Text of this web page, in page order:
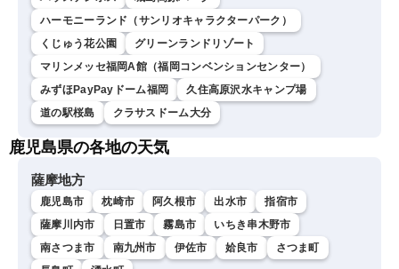
ハーモニーランド（サンリオキャラクターパーク）
くじゅう花公園
グリーンランドリゾート
マリンメッセ福岡A館（福岡コンベンションセンター）
みずほPayPayドーム福岡
久住高原沢水キャンプ場
道の駅桜島
クラサスドーム大分
鹿児島県の各地の天気
薩摩地方
鹿児島市 枕崎市 阿久根市 出水市
指宿市
薩摩川内市
日置市 霧島市
いちき串木野市
南さつま市
南九州市 伊佐市 姶良市
さつま町